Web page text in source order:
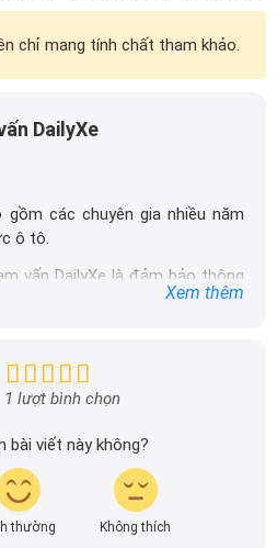
chỉ mang tính chất tham khảo.
DailyXe
gồm các chuyên gia nhiều năm
ô tô.
vấn DailyXe là đảm bảo thông
tải trên dailyxe.com.vn, thường
hơn.
Xem thêm
1 lượt bình chọn
bài viết này không?
thường Không thích